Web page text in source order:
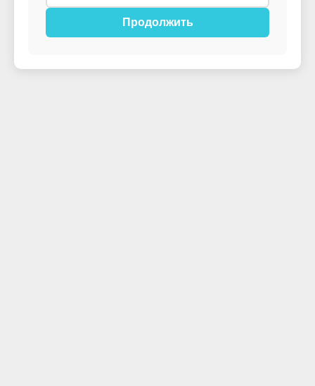
Продолжить